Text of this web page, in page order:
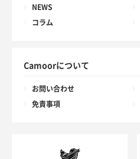
NEWS
コラム
Camoorについて
お問い合わせ
免責事項